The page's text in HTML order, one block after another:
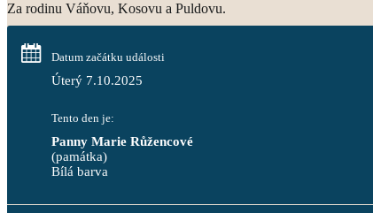
Za rodinu Váňovu, Kosovu a Puldovu.
Datum začátku události
Úterý 7.10.2025
Tento den je:
Panny Marie Růžencové
(památka)
Bílá